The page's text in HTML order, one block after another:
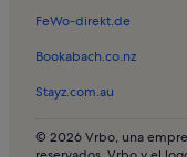
Apartamentos en Centro
Apartamentos en Santa
Apartamentos en Oeiras
Bed and breakfast en
Cabañas en Lisboa
FeWo-direkt.de
Bookabach.co.nz
Stayz.com.au
© 2026 Vrbo, una